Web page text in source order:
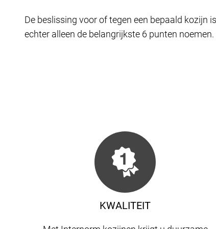
De beslissing voor of tegen een bepaald kozijn
echter alleen de belangrijkste 6 punten noemen.
KWALITEIT